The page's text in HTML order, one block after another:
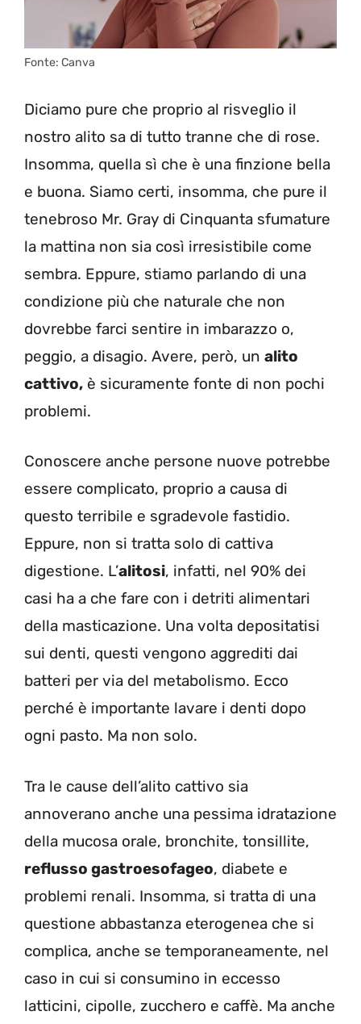
Fonte: Canva
Diciamo pure che proprio al risveglio il
nostro alito sa di tutto tranne che di rose.
Insomma, quella sì che è una finzione bella
e buona. Siamo certi, insomma, che pure il
tenebroso Mr. Gray di Cinquanta sfumature
la mattina non sia così irresistibile come
sembra. Eppure, stiamo parlando di una
condizione più che naturale che non
dovrebbe farci sentire in imbarazzo o,
peggio, a disagio. Avere, però, un alito
cattivo, è sicuramente fonte di non pochi
problemi.
Conoscere anche persone nuove potrebbe
essere complicato, proprio a causa di
questo terribile e sgradevole fastidio.
Eppure, non si tratta solo di cattiva
digestione. L’alitosi, infatti, nel 90% dei
casi ha a che fare con i detriti alimentari
della masticazione. Una volta depositatisi
sui denti, questi vengono aggrediti dai
batteri per via del metabolismo. Ecco
perché è importante lavare i denti dopo
ogni pasto. Ma non solo.
Tra le cause dell’alito cattivo sia
annoverano anche una pessima idratazione
della mucosa orale, bronchite, tonsillite,
reflusso gastroesofageo, diabete e
problemi renali. Insomma, si tratta di una
questione abbastanza eterogenea che si
complica, anche se temporaneamente, nel
caso in cui si consumino in eccesso
latticini, cipolle, zucchero e caffè. Ma anche